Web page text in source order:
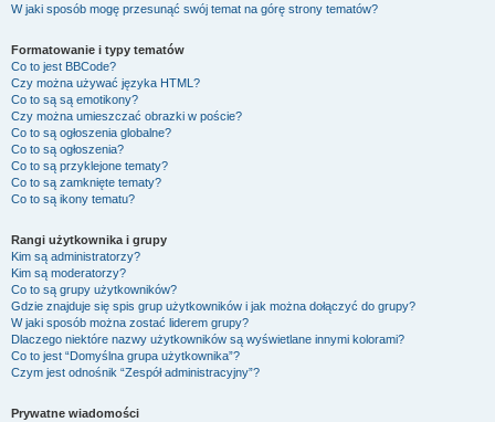
W jaki sposób mogę przesunąć swój temat na górę strony tematów?
Formatowanie i typy tematów
Co to jest BBCode?
Czy można używać języka HTML?
Co to są są emotikony?
Czy można umieszczać obrazki w poście?
Co to są ogłoszenia globalne?
Co to są ogłoszenia?
Co to są przyklejone tematy?
Co to są zamknięte tematy?
Co to są ikony tematu?
Rangi użytkownika i grupy
Kim są administratorzy?
Kim są moderatorzy?
Co to są grupy użytkowników?
Gdzie znajduje się spis grup użytkowników i jak można dołączyć do grupy?
W jaki sposób można zostać liderem grupy?
Dlaczego niektóre nazwy użytkowników są wyświetlane innymi kolorami?
Co to jest “Domyślna grupa użytkownika”?
Czym jest odnośnik “Zespół administracyjny”?
Prywatne wiadomości